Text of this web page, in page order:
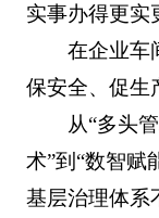
实事办得更实
在企业车
保安全、促
从“多头
术”到“数智赋
基层治理体系